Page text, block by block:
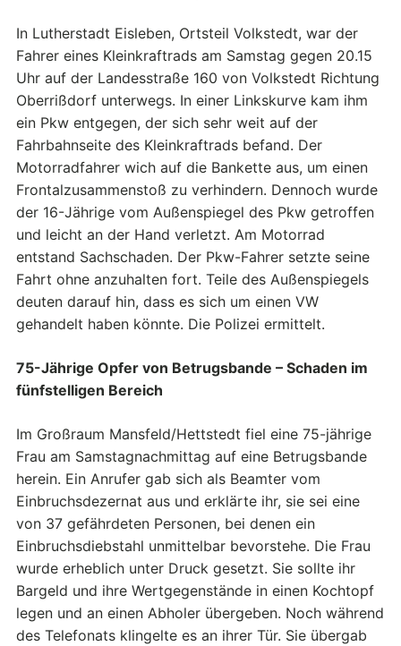
In Lutherstadt Eisleben, Ortsteil Volkstedt, war der
Fahrer eines Kleinkraftrads am Samstag gegen 20.15
Uhr auf der Landesstraße 160 von Volkstedt Richtung
Oberrißdorf unterwegs. In einer Linkskurve kam ihm
ein Pkw entgegen, der sich sehr weit auf der
Fahrbahnseite des Kleinkraftrads befand. Der
Motorradfahrer wich auf die Bankette aus, um einen
Frontalzusammenstoß zu verhindern. Dennoch wurde
der 16-Jährige vom Außenspiegel des Pkw getroffen
und leicht an der Hand verletzt. Am Motorrad
entstand Sachschaden. Der Pkw-Fahrer setzte seine
Fahrt ohne anzuhalten fort. Teile des Außenspiegels
deuten darauf hin, dass es sich um einen VW
gehandelt haben könnte. Die Polizei ermittelt.
75-Jährige Opfer von Betrugsbande – Schaden im
fünfstelligen Bereich
Im Großraum Mansfeld/Hettstedt fiel eine 75-jährige
Frau am Samstagnachmittag auf eine Betrugsbande
herein. Ein Anrufer gab sich als Beamter vom
Einbruchsdezernat aus und erklärte ihr, sie sei eine
von 37 gefährdeten Personen, bei denen ein
Einbruchsdiebstahl unmittelbar bevorstehe. Die Frau
wurde erheblich unter Druck gesetzt. Sie sollte ihr
Bargeld und ihre Wertgegenstände in einen Kochtopf
legen und an einen Abholer übergeben. Noch während
des Telefonats klingelte es an ihrer Tür. Sie übergab